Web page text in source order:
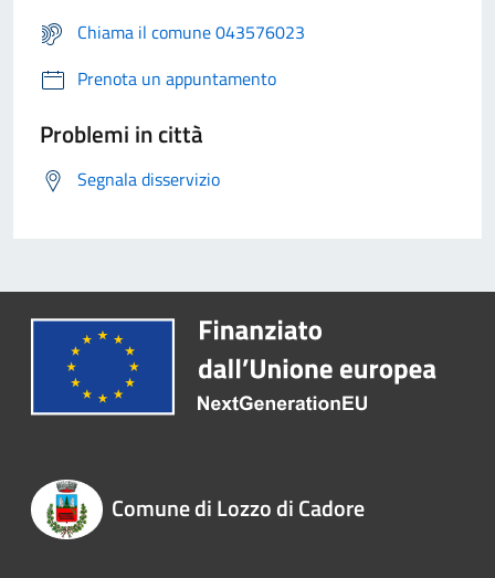
Chiama il comune 043576023
Prenota un appuntamento
Problemi in città
Segnala disservizio
Comune di Lozzo di Cadore